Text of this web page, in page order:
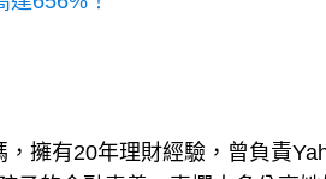
擁有20年理財經驗，曾負責